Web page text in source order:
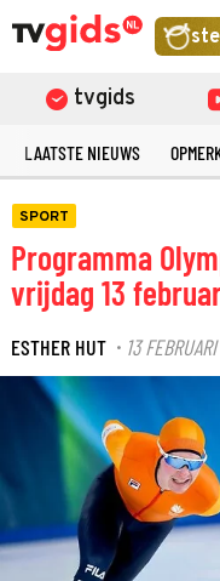
tvgids
LAATSTE NIEUWS
SPORT
Programma
vrijdag 13
ESTHER HUT · 13